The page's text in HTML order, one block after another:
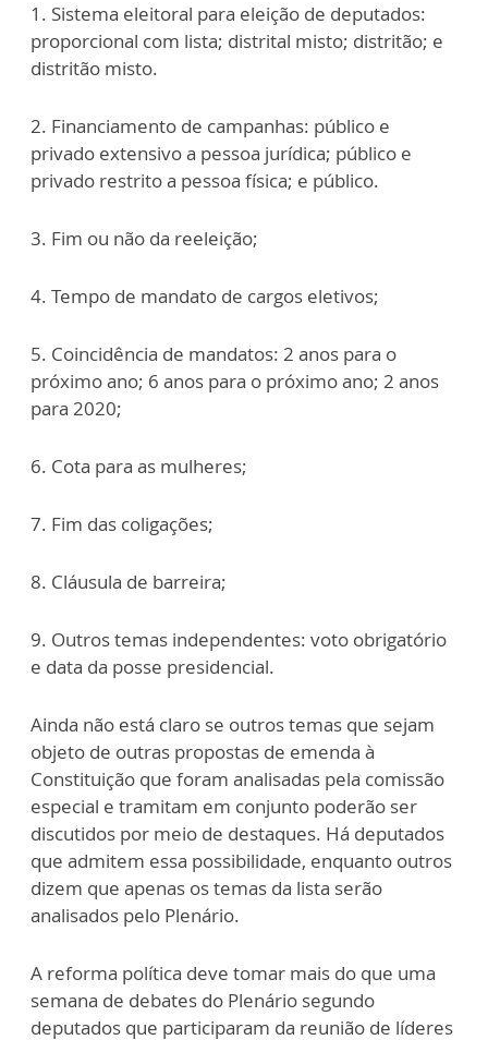
1. Sistema eleitoral para eleição de deputados:
proporcional com lista; distrital misto; distritão; e
distritão misto.
2. Financiamento de campanhas: público e
privado extensivo a pessoa jurídica; público e
privado restrito a pessoa física; e público.
3. Fim ou não da reeleição;
4. Tempo de mandato de cargos eletivos;
5. Coincidência de mandatos: 2 anos para o
próximo ano; 6 anos para o próximo ano; 2 anos
para 2020;
6. Cota para as mulheres;
7. Fim das coligações;
8. Cláusula de barreira;
9. Outros temas independentes: voto obrigatório
e data da posse presidencial.
Ainda não está claro se outros temas que sejam
objeto de outras propostas de emenda à
Constituição que foram analisadas pela comissão
especial e tramitam em conjunto poderão ser
discutidos por meio de destaques. Há deputados
que admitem essa possibilidade, enquanto outros
dizem que apenas os temas da lista serão
analisados pelo Plenário.
A reforma política deve tomar mais do que uma
semana de debates do Plenário segundo
deputados que participaram da reunião de líderes